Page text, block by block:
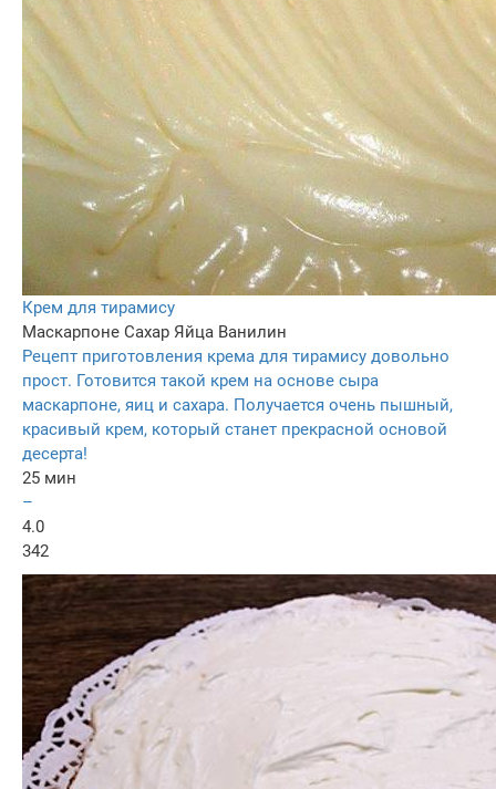
Крем для тирамису
Маскарпоне Сахар Яйца Ванилин
Рецепт приготовления крема для тирамису довольно
прост. Готовится такой крем на основе сыра
маскарпоне, яиц и сахара. Получается очень пышный,
красивый крем, который станет прекрасной основой
десерта!
25 мин
–
4.0
342